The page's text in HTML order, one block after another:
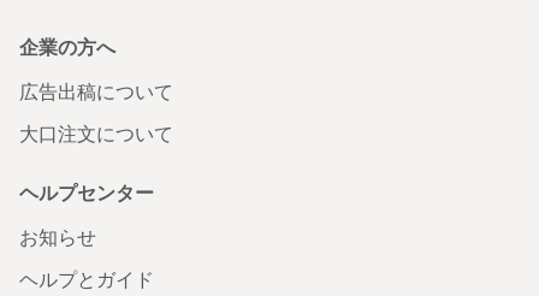
企業の方へ
広告出稿について
大口注文について
ヘルプセンター
お知らせ
ヘルプとガイド